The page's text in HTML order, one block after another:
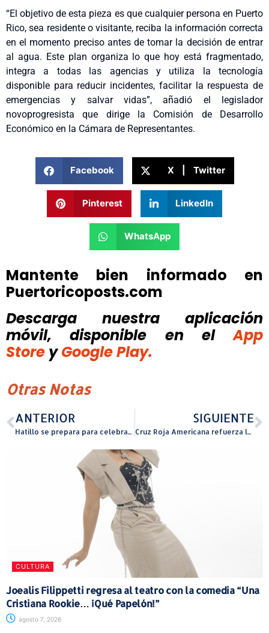
“El objetivo de esta pieza es que cualquier persona en Puerto
Rico, sea residente o visitante, reciba la información correcta
en el momento preciso antes de tomar la decisión de entrar
al agua. Este plan organiza lo que hoy está fragmentado,
integra a todas las agencias y utiliza la tecnología
disponible para reducir incidentes, facilitar la respuesta de
emergencias y salvar vidas”, añadió el legislador
novoprogresista que dirige la Comisión de Desarrollo
Económico en la Cámara de Representantes.
Facebook X | Twitter
Pinterest LinkedIn
WhatsApp
Mantente bien informado en
Puertoricoposts.com
Descarga nuestra aplicación
móvil, disponible
en el
App
Store y Google Play.
Otras Notas
ANTERIOR
Hatillo se prepara para celebrar el Día de la Niñez
SIGUIENTE
Cruz Roja Americana refuerza la prevención de incendios residenciales con su evento Activa tu Alarma
CULTURA
Joealis Filippetti regresa al teatro con la comedia “Una
Cristiana Rookie… ¡Qué Papelón!”
agosto 7, 2026